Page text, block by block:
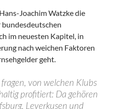
Joachim Watzke die
im neuesten Kapitel, in
nach weichen Faktoren
geht.
von welchen Klubs
profitiert: Da gehören
Leverkusen und